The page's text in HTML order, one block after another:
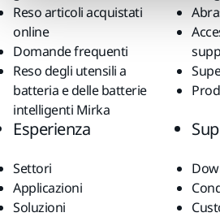
Reso articoli acquistati
online
Domande frequenti
Reso degli utensili a
batteria e delle batterie
intelligenti Mirka
Esperienza
Settori
Applicazioni
Soluzioni